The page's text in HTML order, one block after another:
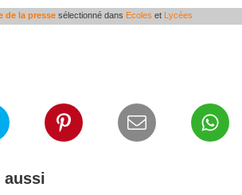
de la pressesélectionné dans Ecoles et Lycées
aussi